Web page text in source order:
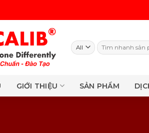
Search
for:
GIỚI THIỆU SẢN PHẨM